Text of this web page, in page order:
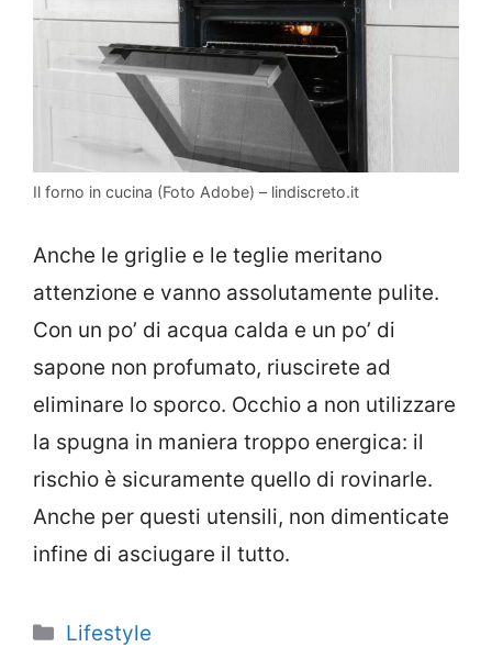
Il forno in cucina (Foto Adobe) – lindiscreto.it
Anche le griglie e le teglie meritano
attenzione e vanno assolutamente pulite.
Con un po’ di acqua calda e un po’ di
sapone non profumato, riuscirete ad
eliminare lo sporco. Occhio a non utilizzare
la spugna in maniera troppo energica: il
rischio è sicuramente quello di rovinarle.
Anche per questi utensili, non dimenticate
infine di asciugare il tutto.
Categorie
Lifestyle